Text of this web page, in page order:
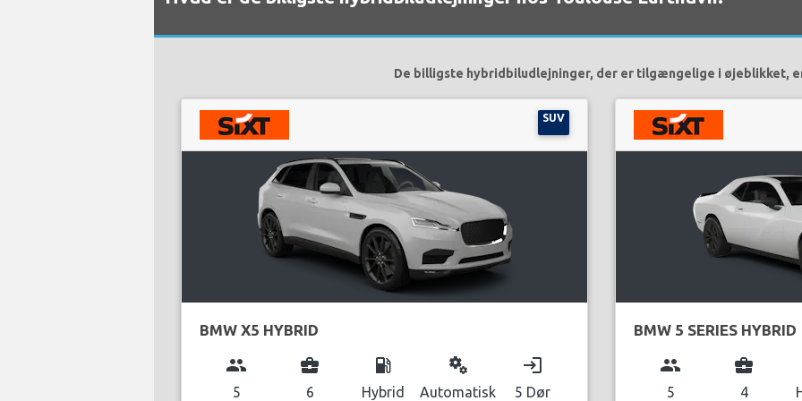
De billigste hybridbiludlejninger, der er tilgængelige i øjeblikket,
SUV
BMW X5 HYBRID
group
5
business_center
6
local_gas_station
Hybrid
miscellaneous_services
Automatisk
login
5 Dør
BMW 5 SERIES HYBRID
group
5
business_center
4